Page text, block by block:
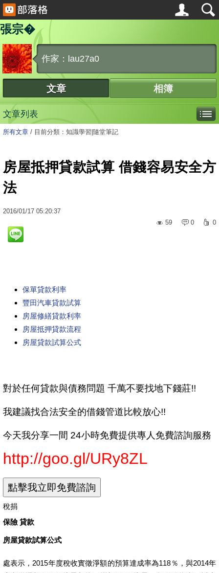
張宗�
作家：lau27a0
文章 相簿
文章列表
所有文章 / 目前分類：知識學習|隨堂筆記
房屋抵押貸款試算 借錢容易安全方
法
2016/01/17 05:20:37
59
0 0
保單貸款利率
豐田汽車貸款試算
房屋修繕貸款利率
房屋抵押貸款流程
房屋貸款試算公式
對於任何貸款與債務問題 千萬不要找地下錢莊!!
我建議找合法安全的借錢管道比較放心!!
今天我分享一間 24小時免費提供專人免費諮詢服務
http://goo.gl/URy8ZL
稅捐
保險 貸款
房屋貸款試算公式
處表示，2015年度稅收實徵淨額的預算達成率為118％，與2014年